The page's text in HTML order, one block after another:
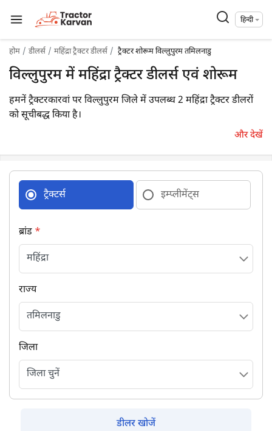
हिन्दी
होम डीलर्स महिंद्रा ट्रैक्टर डीलर्स ट्रैक्टर शोरूम विल्लुपुरम तमिलनाडु
विल्लुपुरम में महिंद्रा ट्रैक्टर डीलर्स एवं शोरूम
हमनें ट्रैक्टरकारवां पर विल्लुपुरम जिले में उपलब्ध 2 महिंद्रा ट्रैक्टर डीलरों
को सूचीबद्ध किया है।
और देखें
ट्रैक्टर्स इम्प्लीमेंट्स
ब्रांड *
राज्य
जिला
डीलर खोजें